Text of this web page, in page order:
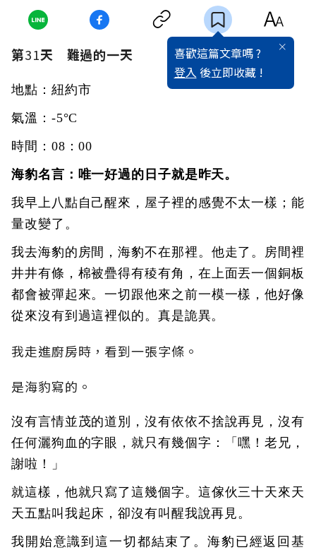
喜歡這篇文章嗎 ?
登入 後立即收藏 !
第31天 難過的一天
地點：紐約市
氣溫：-5°C
時間：08：00
海豹名言：唯一好過的日子就是昨天。
我早上八點自己醒來，屋子裡的感覺不太一樣；能
量改變了。
我去海豹的房間，海豹不在那裡。他走了。房間裡
井井有條，棉被疊得有稜有角，在上面丟一個銅板
都會被彈起來。一切跟他來之前一模一樣，他好像
從來沒有到過這裡似的。真是詭異。
我走進廚房時，看到一張字條。
是海豹寫的。
沒有言情並茂的道別，沒有依依不捨說再見，沒有
任何灑狗血的字眼，就只有幾個字：「嘿！老兄，
謝啦！」
就這樣，他就只寫了這幾個字。這傢伙三十天來天
天五點叫我起床，卻沒有叫醒我說再見。
我開始意識到這一切都結束了。海豹已經返回基